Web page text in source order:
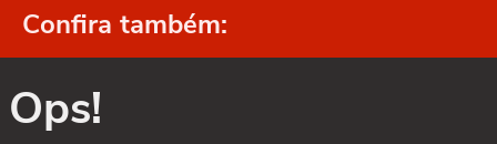
Confira também:
Ops!